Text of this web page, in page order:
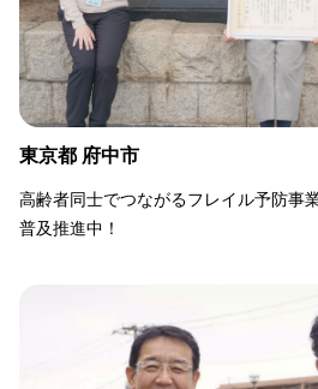
東京都 府中市
高齢者同士でつながるフレイル予防事
普及推進中！